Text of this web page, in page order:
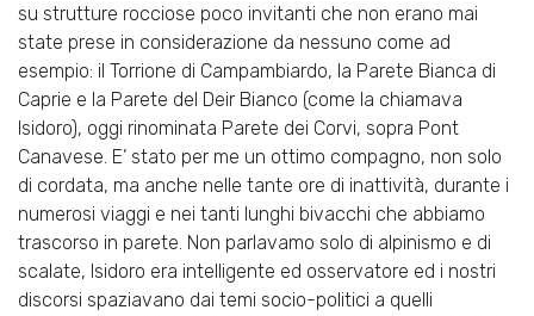
su strutture rocciose poco invitanti che non erano mai
state prese in considerazione da nessuno come ad
esempio: il Torrione di Campambiardo, la Parete Bianca di
Caprie e la Parete del Deir Bianco (come la chiamava
Isidoro), oggi rinominata Parete dei Corvi, sopra Pont
Canavese. E’ stato per me un ottimo compagno, non solo
di cordata, ma anche nelle tante ore di inattività, durante i
numerosi viaggi e nei tanti lunghi bivacchi che abbiamo
trascorso in parete. Non parlavamo solo di alpinismo e di
scalate, Isidoro era intelligente ed osservatore ed i nostri
discorsi spaziavano dai temi socio-politici a quelli